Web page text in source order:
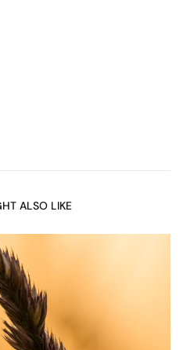
ALSO LIKE